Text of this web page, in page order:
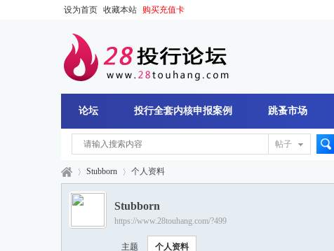
设为首页 收藏本站 购买充值卡
论坛 投行全套内核申报案例 跳蚤市场
帖子
›
Stubborn 个人资料
Stubborn
https://www.28touhang.com/?499
主题 个人资料